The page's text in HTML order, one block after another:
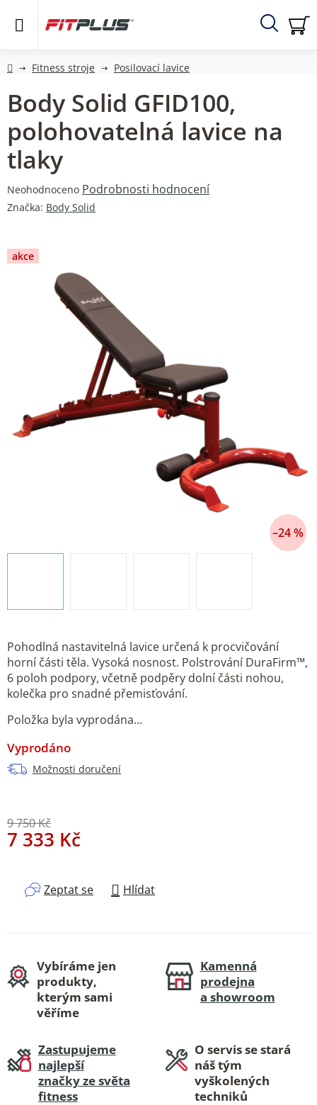
Hledat
DomůFitness stroje Posilovací lavice
Pohodlná nastavitelná lavice určená k procvičování
horní části těla. Vysoká nosnost. Polstrování DuraFirm™,
6 poloh podpory, včetně podpěry dolní části nohou,
kolečka pro snadné přemisťování.
Položka byla vyprodána…
Vyprodáno
Možnosti doručení
9 750 Kč
7 333 Kč
Zeptat se Hlídat
Body Solid GFID100,
polohovatelná lavice na
tlaky
Průměrné
hodnocení
0,0
z
hvězdiček.
Neohodnoceno Podrobnosti hodnocení
Značka: Body Solid
akce
–24 %
Vybíráme jen
produkty,
kterým sami
věříme
Kamenná
prodejna
a showroom
Zastupujeme
najlepší
značky ze světa
fitness
O servis se stará
náš tým
vyškolených
techniků